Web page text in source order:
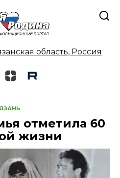
область, Россия
отметила 60
жизни